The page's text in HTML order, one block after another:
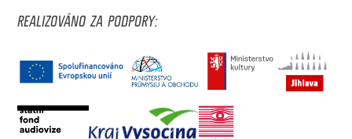
REALIZOVÁNO ZA PODPORY: